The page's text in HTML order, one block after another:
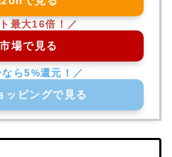
場で見る
ッピングで見る